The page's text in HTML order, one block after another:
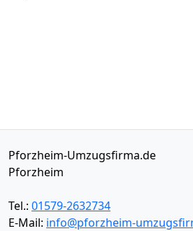
Pforzheim-Umzugsfirma.de
Pforzheim
Tel.: 01579-2632734
E-Mail: info@pforzheim-